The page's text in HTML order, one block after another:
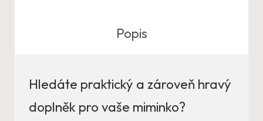
Popis
Hledáte praktický a zároveň hravý
doplněk pro vaše miminko?